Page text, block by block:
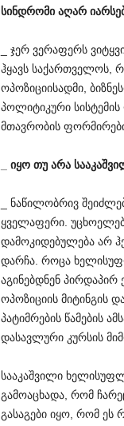
სინდრომი აღარ
_ ჯერ ვერაფერს
ჰყავს საქართველოს,
ოპოზიციისადმი,
პოლიტიკური
მთავრობის
იყო თუ არა
_ ნაწილობრივ
ყველაფერი.
დამოკიდებულება არ
დარჩა. როცა
აგინებდნენ
ოპოზიციის მიტინგის
პატიმრების წამების
დასავლური კურსის
სააკაშვილი
გამოაცხადა, რომ
გასაგები იყო, რომ ეს